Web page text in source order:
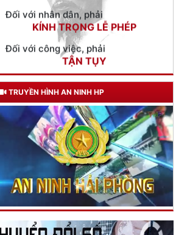
Đối với công việc, phải
TẬN TỤY
Đối với địch, phải
CƯƠNG QUYẾT, KHÔN KHÉO
Trích thư Chủ tịch Hồ Chí Minh
gửi Công an Khu XII,
ngày 11 tháng 3 năm 1948.
TRUYỀN HÌNH AN NINH HP